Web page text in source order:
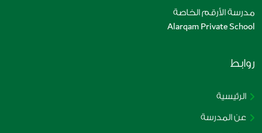
مدرسة الأرقم الخاصة
Alarqam Private School
روابط
الرئيسية
عن المدرسة